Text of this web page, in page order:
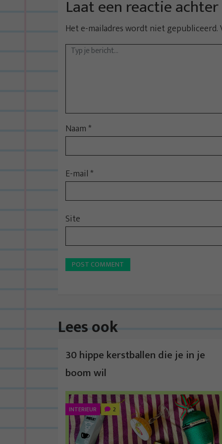
t
n
a
v
t
i
e
Laat een reactie achter
Het e-mailadres wordt niet gepubliceerd.
Naam*
E-mail*
Site
Lees ook
30 hippe kerstballen die je in je
boom wil
INTERIEUR 2